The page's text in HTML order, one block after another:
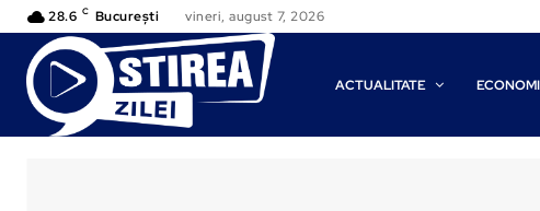
28.6 C București vineri, august 7, 2026
ACTUALITATE